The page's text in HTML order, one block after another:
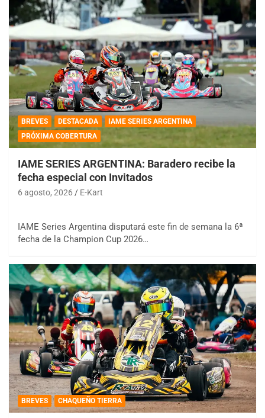
BREVES DESTACADA
IAME SERIES ARGENTINA
PRÓXIMA COBERTURA
IAME SERIES ARGENTINA: Baradero recibe la
fecha especial con Invitados
6 agosto, 2026 E-Kart
IAME Series Argentina disputará este fin de semana la 6ª
fecha de la Champion Cup 2026…
BREVES CHAQUEÑO TIERRA